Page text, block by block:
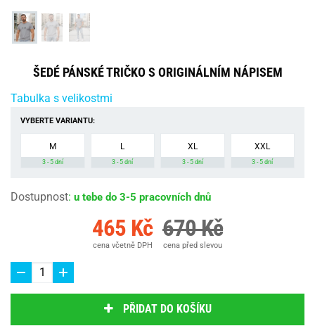
ŠEDÉ PÁNSKÉ TRIČKO S ORIGINÁLNÍM NÁPISEM
Tabulka s velikostmi
VYBERTE VARIANTU:
M
3 - 5 dní
L
3 - 5 dní
XL
3 - 5 dní
XXL
3 - 5 dní
Dostupnost: u tebe do 3-5 pracovních dnů
465 Kč
cena včetně DPH
670 Kč
cena před slevou
PŘIDAT DO KOŠÍKU